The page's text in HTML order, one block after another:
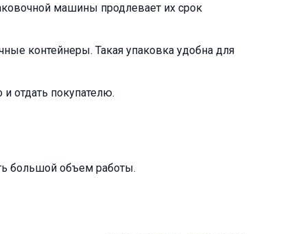
машины продлевает их срок
контейнеры. Такая упаковка удобна для
отдать покупателю.
большой объем работы.